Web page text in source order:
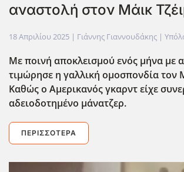
αναστολή στον Μάικ
18 Απριλίου 2025 | Γιάννης Γιαννουδάκης |
Με ποινή αποκλεισμού ενός μήνα με
τιμώρησε η γαλλική ομοσπονδία τον
Καθώς ο Αμερικανός γκαρντ είχε
αδειοδοτημένο μάνατζερ.
ΠΕΡΙΣΣΌΤΕΡΑ